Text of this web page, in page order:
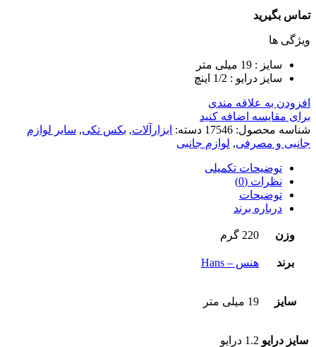
تماس بگیرید
ویژگی ها
سایز : 19 میلی متر
سایز درایو : 1/2 اینچ
افزودن به علاقه مندی
برای مقایسه اضافه کنید
شناسه محصول: 17546 دسته: ابزارآلات, بکس تکی, سایر لوازم
جانبی و مصرفی, لوازم جانبی
توضیحات تکمیلی
نظرات (0)
توضیحات
درباره برند
وزن 220 گرم
برند هنس – Hans
سایز 19 میلی متر
سایز درایو 1.2 درایو